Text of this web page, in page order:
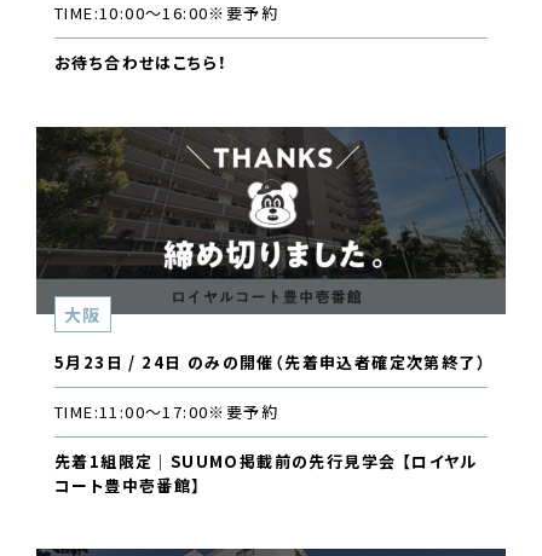
TIME:10:00〜16:00※要予約
お待ち合わせはこちら！
大阪
5月23日 / 24日 のみの開催（先着申込者確定次第終了）
TIME:11:00〜17:00※要予約
先着1組限定｜SUUMO掲載前の先行見学会 【ロイヤル
コート豊中壱番館】